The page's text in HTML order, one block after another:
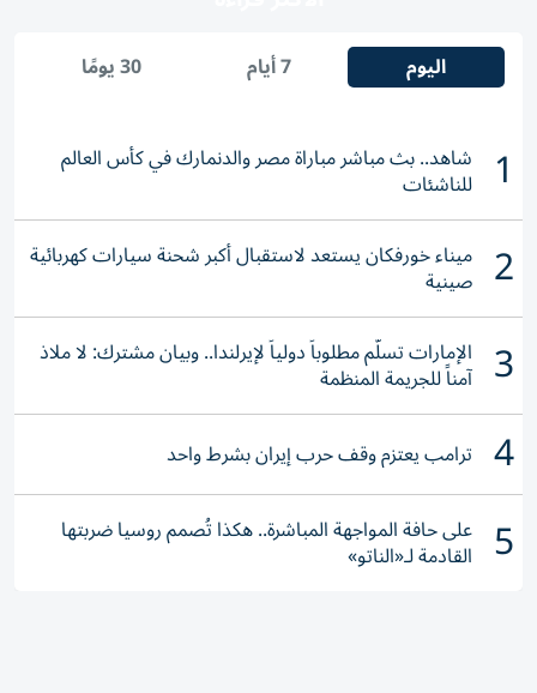
اليوم 7 أيام 30 يومًا
1 شاهد.. بث مباشر مباراة مصر والدنمارك في كأس العالم
للناشئات
2 ميناء خورفكان يستعد لاستقبال أكبر شحنة سيارات كهربائية
صينية
3 الإمارات تسلّم مطلوباً دولياً لإيرلندا.. وبيان مشترك: لا ملاذ
آمناً للجريمة المنظمة
4 ترامب يعتزم وقف حرب إيران بشرط واحد
5 على حافة المواجهة المباشرة.. هكذا تُصمم روسيا ضربتها
القادمة لـ«الناتو»